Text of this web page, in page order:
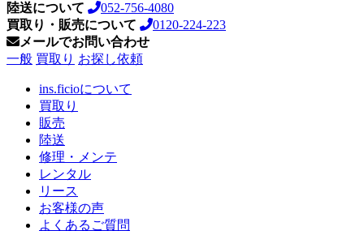
陸送について
052-756-4080
買取り・販売について
0120-224-223
メールでお問い合わせ
一般 買取り お探し依頼
ins.ficioについて
買取り
販売
陸送
修理・メンテ
レンタル
リース
お客様の声
よくあるご質問